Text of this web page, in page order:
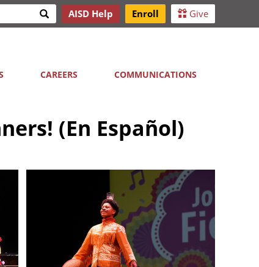
Search AISD Help Enroll Give
CAREERS COMMUNICATIONS
(En Español)